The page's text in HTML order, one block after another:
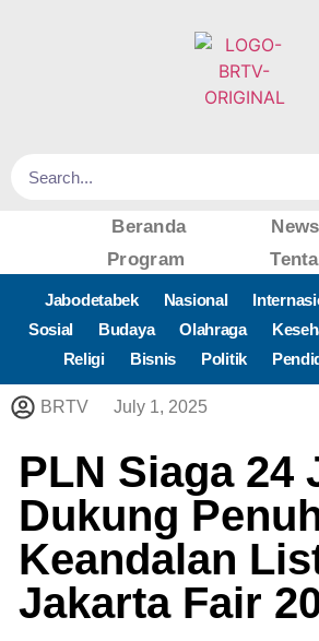
Beranda
Program
Jabodetabek Nasional
Sosial
Budaya Olahraga
Religi
Bisnis Politik
BRTV July 1, 2025
PLN Siaga 24
Dukung
Keandalan
Jakarta Fair